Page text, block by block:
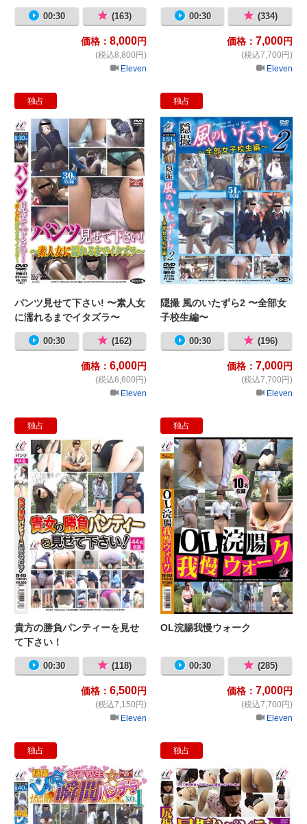
00:30 (163)
価格： 8,000円
(税込8,800円)
Eleven
の声にムズムズ我慢の娘た
ち〜
00:30 (334)
価格： 7,000円
(税込7,700円)
Eleven
独占
パンツ見せて下さい! 〜素人女
に濡れるまでイタズラ〜
00:30 (162)
価格： 6,000円
(税込6,600円)
Eleven
独占
隠撮 風のいたずら2 〜全部女
子校生編〜
00:30 (196)
価格： 7,000円
(税込7,700円)
Eleven
独占
貴方の勝負パンティーを見せて下さ
貴方の勝負パンティーを見せ
て下さい！
00:30 (118)
価格： 6,500円
(税込7,150円)
Eleven
独占
OL浣腸我慢ウォーク
00:30 (285)
価格： 7,000円
(税込7,700円)
Eleven
独占 独占